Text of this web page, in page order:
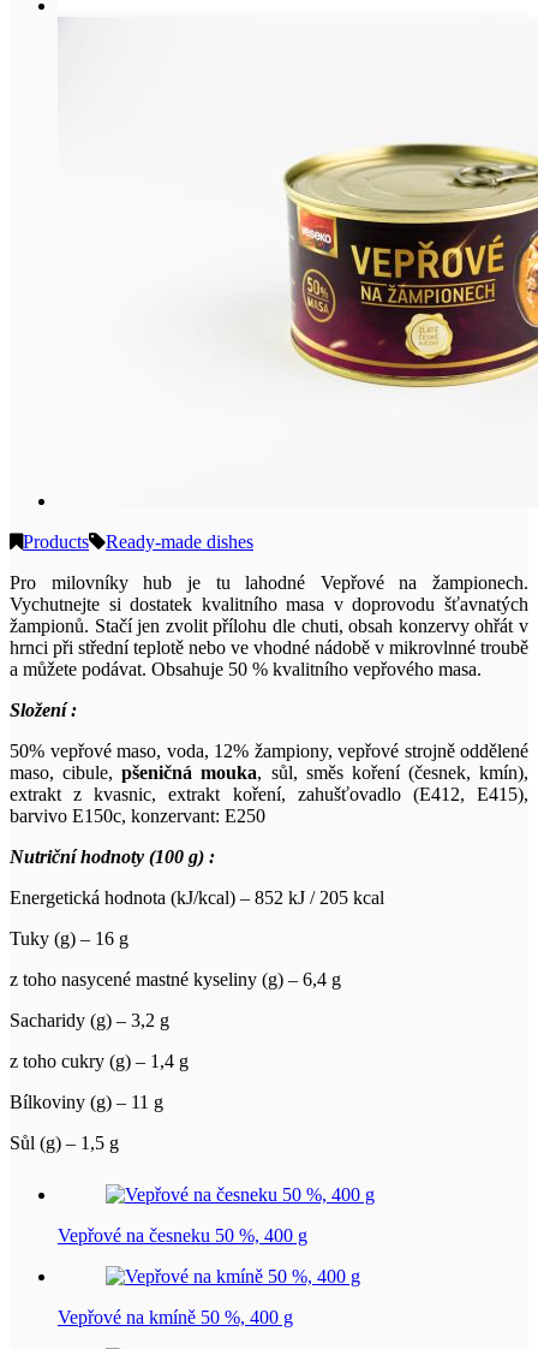
Products
Ready-made dishes
Pro milovníky hub je tu lahodné Vepřové na žampionech.
Vychutnejte si dostatek kvalitního masa v doprovodu šťavnatých
žampionů. Stačí jen zvolit přílohu dle chuti, obsah konzervy ohřát v
hrnci při střední teplotě nebo ve vhodné nádobě v mikrovlnné troubě
a můžete podávat. Obsahuje 50 % kvalitního vepřového masa.
Složení :
50% vepřové maso, voda, 12% žampiony, vepřové strojně oddělené
maso, cibule,pšeničná mouka, sůl, směs koření (česnek, kmín),
extrakt z kvasnic, extrakt koření, zahušťovadlo (E412, E415),
barvivo E150c, konzervant: E250
Nutriční hodnoty (100 g) :
Energetická hodnota (kJ/kcal) – 852 kJ / 205 kcal
Tuky (g) – 16 g
z toho nasycené mastné kyseliny (g) – 6,4 g
Sacharidy (g) – 3,2 g
z toho cukry (g) – 1,4 g
Bílkoviny (g) – 11 g
Sůl (g) – 1,5 g
Vepřové na česneku 50 %, 400 g
Vepřové na kmíně 50 %, 400 g